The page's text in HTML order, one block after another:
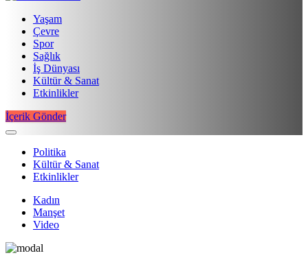
Yaşam
Çevre
Spor
Sağlık
İş Dünyası
Kültür & Sanat
Etkinlikler
İçerik Gönder
Politika
Kültür & Sanat
Etkinlikler
Kadın
Manşet
Video